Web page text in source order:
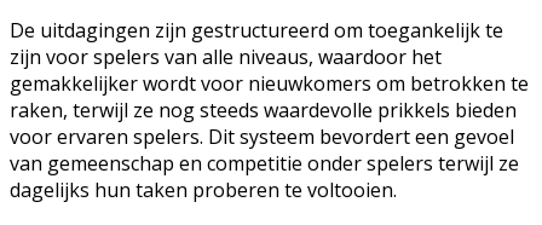
De uitdagingen zijn gestructureerd om toegankelijk te
zijn voor spelers van alle niveaus, waardoor het
gemakkelijker wordt voor nieuwkomers om betrokken te
raken, terwijl ze nog steeds waardevolle prikkels bieden
voor ervaren spelers. Dit systeem bevordert een gevoel
van gemeenschap en competitie onder spelers terwijl ze
dagelijks hun taken proberen te voltooien.